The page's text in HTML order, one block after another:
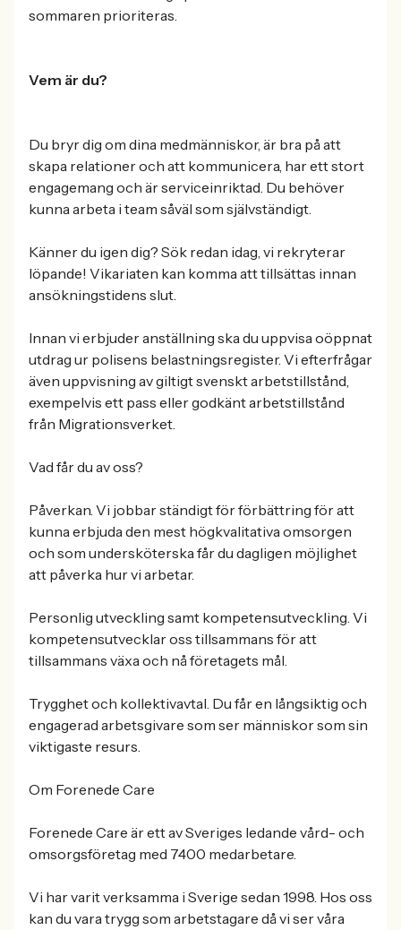
sommaren prioriteras.
Vem är du?
Du bryr dig om dina medmänniskor, är bra på att
skapa relationer och att kommunicera, har ett stort
engagemang och är serviceinriktad. Du behöver
kunna arbeta i team såväl som självständigt.
Känner du igen dig? Sök redan idag, vi rekryterar
löpande! Vikariaten kan komma att tillsättas innan
ansökningstidens slut.
Innan vi erbjuder anställning ska du uppvisa oöppnat
utdrag ur polisens belastningsregister. Vi efterfrågar
även uppvisning av giltigt svenskt arbetstillstånd,
exempelvis ett pass eller godkänt arbetstillstånd
från Migrationsverket.
Vad får du av oss?
Påverkan. Vi jobbar ständigt för förbättring för att
kunna erbjuda den mest högkvalitativa omsorgen
och som undersköterska får du dagligen möjlighet
att påverka hur vi arbetar.
Personlig utveckling samt kompetensutveckling. Vi
kompetensutvecklar oss tillsammans för att
tillsammans växa och nå företagets mål.
Trygghet och kollektivavtal. Du får en långsiktig och
engagerad arbetsgivare som ser människor som sin
viktigaste resurs.
Om Forenede Care
Forenede Care är ett av Sveriges ledande vård- och
omsorgsföretag med 7400 medarbetare.
Vi har varit verksamma i Sverige sedan 1998. Hos oss
kan du vara trygg som arbetstagare då vi ser våra